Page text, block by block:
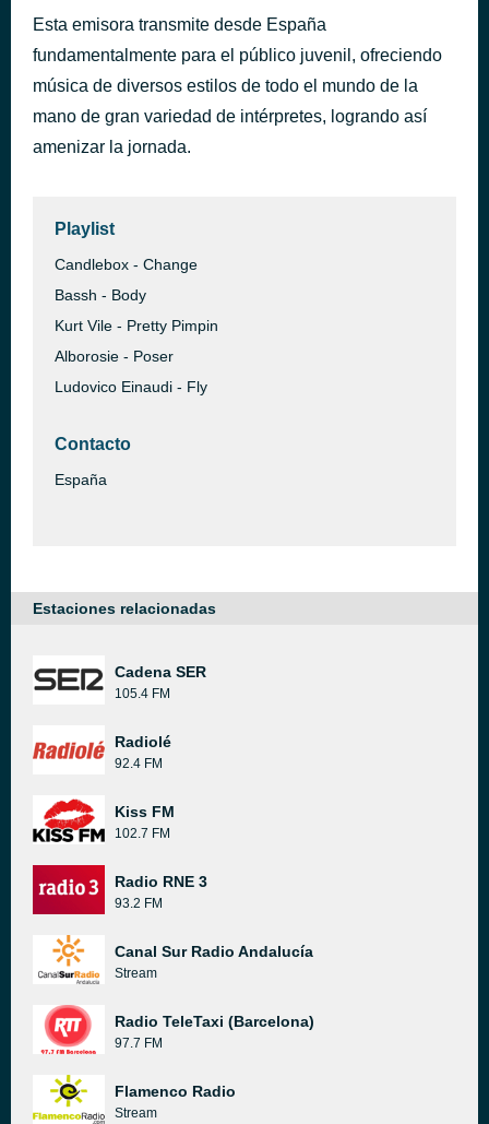
Esta emisora transmite desde España
fundamentalmente para el público juvenil, ofreciendo
música de diversos estilos de todo el mundo de la
mano de gran variedad de intérpretes, logrando así
amenizar la jornada.
Playlist
Candlebox - Change
Bassh - Body
Kurt Vile - Pretty Pimpin
Alborosie - Poser
Ludovico Einaudi - Fly
Contacto
España
Estaciones relacionadas
Cadena SER
105.4 FM
Radiolé
92.4 FM
Kiss FM
102.7 FM
Radio RNE 3
93.2 FM
Canal Sur Radio Andalucía
Stream
Radio TeleTaxi (Barcelona)
97.7 FM
Flamenco Radio
Stream